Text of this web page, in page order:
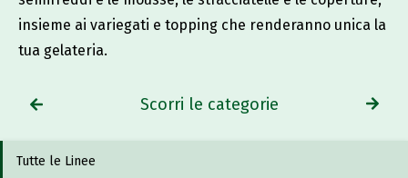
insieme ai variegati e topping che renderanno unica la
tua gelateria.
Scorri le categorie
Tutte le Linee